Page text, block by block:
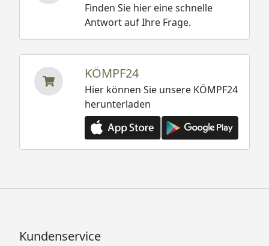
Finden Sie hier eine schnelle
Antwort auf Ihre Frage.
KÖMPF24
Hier können Sie unsere KÖMPF24
herunterladen
Kundenservice